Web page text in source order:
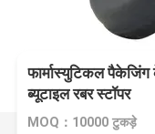
फार्मास्युटिकल
ब्यूटाइल रबर स्टॉपर
MOQ：10000 टुकड़े